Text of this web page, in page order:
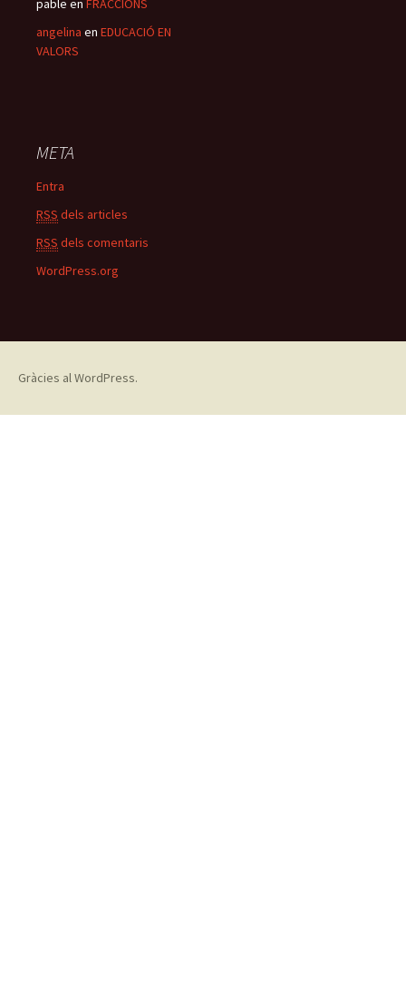
pable en FRACCIONS
angelina en EDUCACIÓ EN
VALORS
META
Entra
RSS dels articles
RSS dels comentaris
WordPress.org
Gràcies al WordPress.